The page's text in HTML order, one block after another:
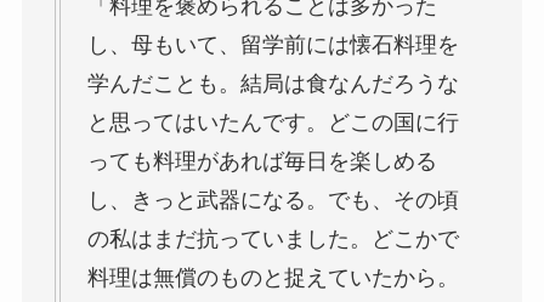
「料理を褒められることは多かった
し、母もいて、留学前には懐石料理を
学んだことも。結局は食なんだろうな
と思ってはいたんです。どこの国に行
っても料理があれば毎日を楽しめる
し、きっと武器になる。でも、その頃
の私はまだ抗っていました。どこかで
料理は無償のものと捉えていたから。